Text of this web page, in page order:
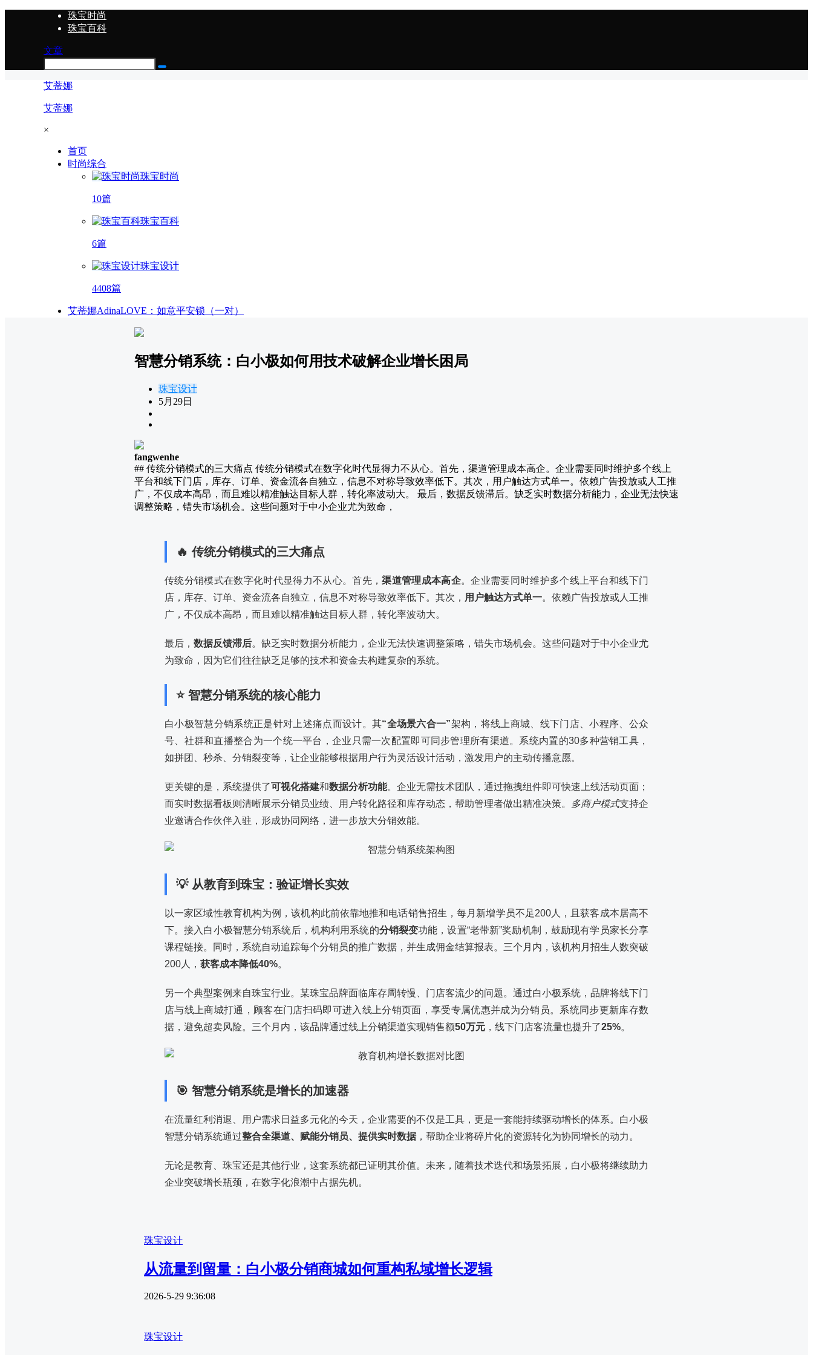
珠宝时尚
珠宝百科
文章
艾蒂娜
艾蒂娜
×
首页
时尚综合
珠宝时尚
10篇
珠宝百科
6篇
珠宝设计
4408篇
艾蒂娜AdinaLOVE：如意平安锁（一对）
智慧分销系统：白小极如何用技术破解企业增长困局
珠宝设计
5月29日
fangwenhe
## 传统分销模式的三大痛点 传统分销模式在数字化时代显得力不从心。首先，渠道管理成本高企。企业需要同时维护多个线上
平台和线下门店，库存、订单、资金流各自独立，信息不对称导致效率低下。其次，用户触达方式单一。依赖广告投放或人工推
广，不仅成本高昂，而且难以精准触达目标人群，转化率波动大。 最后，数据反馈滞后。缺乏实时数据分析能力，企业无法快速
调整策略，错失市场机会。这些问题对于中小企业尤为致命，
🔥 传统分销模式的三大痛点
传统分销模式在数字化时代显得力不从心。首先，渠道管理成本高企。企业需要同时维护多个线上平台和线下门
店，库存、订单、资金流各自独立，信息不对称导致效率低下。其次， 用户触达方式单一。依赖广告投放或人工推
广，不仅成本高昂，而且难以精准触达目标人群，转化率波动大。
最后， 数据反馈滞后。缺乏实时数据分析能力，企业无法快速调整策略，错失市场机会。这些问题对于中小企业尤
为致命，因为它们往往缺乏足够的技术和资金去构建复杂的系统。
⭐ 智慧分销系统的核心能力
白小极智慧分销系统正是针对上述痛点而设计。其“全场景六合一”架构，将线上商城、线下门店、小程序、公众
号、社群和直播整合为一个统一平台，企业只需一次配置即可同步管理所有渠道。系统内置的30多种营销工具，
如拼团、秒杀、分销裂变等，让企业能够根据用户行为灵活设计活动，激发用户的主动传播意愿。
更关键的是，系统提供了可视化搭建和数据分析功能。企业无需技术团队，通过拖拽组件即可快速上线活动页面；
而实时数据看板则清晰展示分销员业绩、用户转化路径和库存动态，帮助管理者做出精准决策。
多商户模式支持企
业邀请合作伙伴入驻，形成协同网络，进一步放大分销效能。
💡 从教育到珠宝：验证增长实效
以一家区域性教育机构为例，该机构此前依靠地推和电话销售招生，每月新增学员不足200人，且获客成本居高不
下。接入白小极智慧分销系统后，机构利用系统的分销裂变功能，设置“老带新”奖励机制，鼓励现有学员家长分享
课程链接。同时，系统自动追踪每个分销员的推广数据，并生成佣金结算报表。三个月内，该机构月招生人数突破
200人， 获客成本降低40%。
另一个典型案例来自珠宝行业。某珠宝品牌面临库存周转慢、门店客流少的问题。通过白小极系统，品牌将线下门
店与线上商城打通，顾客在门店扫码即可进入线上分销页面，享受专属优惠并成为分销员。系统同步更新库存数
据，避免超卖风险。三个月内，该品牌通过线上分销渠道实现销售额50万元 ，线下门店客流量也提升了25%。
🎯 智慧分销系统是增长的加速器
在流量红利消退、用户需求日益多元化的今天，企业需要的不仅是工具，更是一套能持续驱动增长的体系。白小极
智慧分销系统通过整合全渠道、赋能分销员、提供实时数据，帮助企业将碎片化的资源转化为协同增长的动力。
无论是教育、珠宝还是其他行业，这套系统都已证明其价值。未来，随着技术迭代和场景拓展，白小极将继续助力
企业突破增长瓶颈，在数字化浪潮中占据先机。
珠宝设计
从流量到留量：白小极分销商城如何重构私域增长逻辑
2026-5-29 9:36:08
珠宝设计